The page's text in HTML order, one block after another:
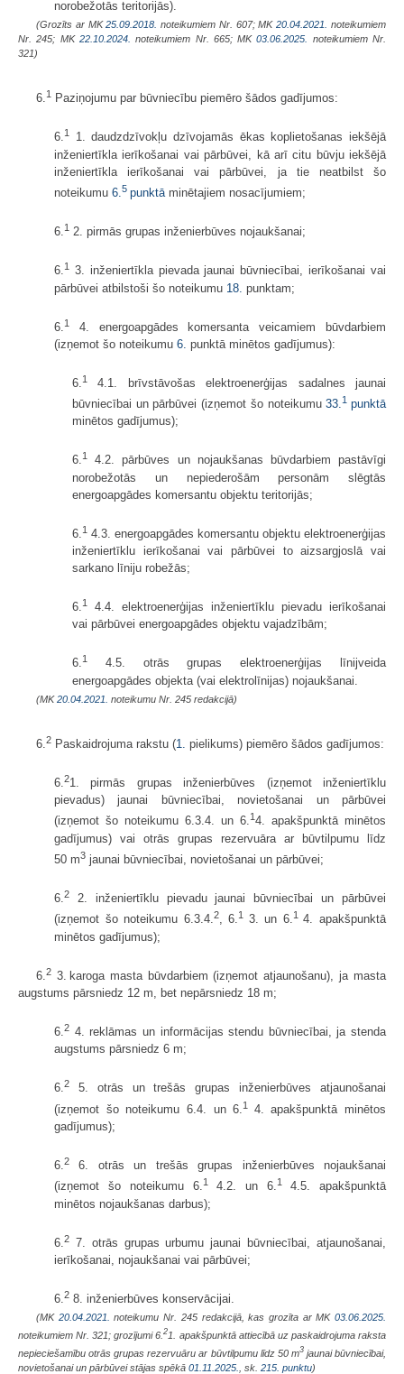
norobežotās teritorijās).
(Grozīts ar MK25.09.2018. noteikumiem Nr. 607; MK20.04.2021.
noteikumiem
Nr. 245; MK 22.10.2024. noteikumiem Nr. 665; MK03.06.2025.
noteikumiem Nr.
321)
6.1 Paziņojumu par būvniecību piemēro šādos gadījumos:
6.1
1. daudzdzīvokļu dzīvojamās ēkas koplietošanas iekšējā
inženiertīkla ierīkošanai vai pārbūvei, kā arī citu būvju iekšējā
inženiertīkla ierīkošanai vai pārbūvei, ja tie neatbilst šo
noteikumu 6. 5 punktā minētajiem nosacījumiem;
6.1 2. pirmās grupas inženierbūves nojaukšanai;
6.1
3. inženiertīkla pievada jaunai būvniecībai, ierīkošanai vai
pārbūvei atbilstoši šo noteikumu 18. punktam;
6. 1
4. energoapgādes komersanta veicamiem būvdarbiem
(izņemot šo noteikumu 6. punktā minētos gadījumus):
6.1
4.1. brīvstāvošas elektroenerģijas sadalnes jaunai
būvniecībai un pārbūvei (izņemot šo noteikumu33.1punktā
minētos gadījumus);
6.1
4.2. pārbūves un nojaukšanas būvdarbiem pastāvīgi
norobežotās un nepiederošām personām slēgtās
energoapgādes komersantu objektu teritorijās;
6.1 4.3. energoapgādes komersantu objektu elektroenerģijas
inženiertīklu ierīkošanai vai pārbūvei to aizsargjoslā vai
sarkano līniju robežās;
6.1
4.4. elektroenerģijas inženiertīklu pievadu ierīkošanai
vai pārbūvei energoapgādes objektu vajadzībām;
6.1
4.5. otrās grupas elektroenerģijas līnijveida
energoapgādes objekta (vai elektrolīnijas) nojaukšanai.
(MK20.04.2021. noteikumu Nr. 245 redakcijā)
6.2 Paskaidrojuma rakstu (1. pielikums) piemēro šādos gadījumos:
6.21. pirmās grupas inženierbūves (izņemot inženiertīklu
pievadus) jaunai būvniecībai, novietošanai un pārbūvei
(izņemot šo noteikumu 6.3.4. un 6.14. apakšpunktā minētos
gadījumus) vai otrās grupas rezervuāra ar būvtilpumu līdz
50 m3 jaunai būvniecībai, novietošanai un pārbūvei;
6.2
2. inženiertīklu pievadu jaunai būvniecībai un pārbūvei
(izņemot šo noteikumu 6.3.4.2, 6.1 3. un 6.1 4. apakšpunktā
minētos gadījumus);
6.2 3. karoga masta būvdarbiem (izņemot atjaunošanu), ja masta
augstums pārsniedz 12 m, bet nepārsniedz 18 m;
6.2 4. reklāmas un informācijas stendu būvniecībai, ja stenda
augstums pārsniedz 6 m;
6.2
5. otrās un trešās grupas inženierbūves atjaunošanai
(izņemot šo noteikumu 6.4. un 6.1 4. apakšpunktā minētos
gadījumus);
6.2
6. otrās un trešās grupas inženierbūves nojaukšanai
(izņemot šo noteikumu 6.1 4.2. un 6.1 4.5. apakšpunktā
minētos nojaukšanas darbus);
6.2 7. otrās grupas urbumu jaunai būvniecībai, atjaunošanai,
ierīkošanai, nojaukšanai vai pārbūvei;
6.2 8. inženierbūves konservācijai.
(MK 20.04.2021. noteikumu Nr. 245 redakcijā, kas grozīta ar MK03.06.2025.
noteikumiem Nr. 321; grozījumi 6.21. apakšpunktā attiecībā uz paskaidrojuma raksta
nepieciešamību otrās grupas rezervuāru ar būvtilpumu līdz 50 m3jaunai būvniecībai,
novietošanai un pārbūvei stājas spēkā 01.11.2025. , sk. 215. punktu)